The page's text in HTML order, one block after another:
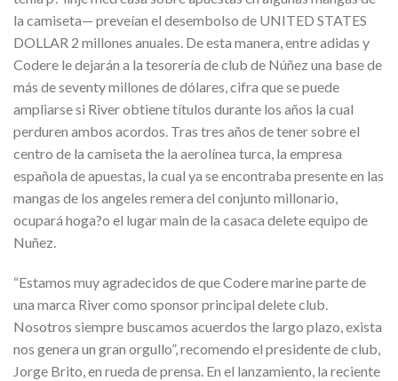
la camiseta— preveían el desembolso de UNITED STATES
DOLLAR 2 millones anuales. De esta manera, entre adidas y
Codere le dejarán a la tesorería de club de Núñez una base de
más de seventy millones de dólares, cifra que se puede
ampliarse si River obtiene títulos durante los años la cual
perduren ambos acordos. Tras tres años de tener sobre el
centro de la camiseta the la aerolínea turca, la empresa
española de apuestas, la cual ya se encontraba presente en las
mangas de los angeles remera del conjunto millonario,
ocupará hoga?o el lugar main de la casaca delete equipo de
Nuñez.
“Estamos muy agradecidos de que Codere marine parte de
una marca River como sponsor principal delete club.
Nosotros siempre buscamos acuerdos the largo plazo, exista
nos genera un gran orgullo”, recomendo el presidente de club,
Jorge Brito, en rueda de prensa. En el lanzamiento, la reciente